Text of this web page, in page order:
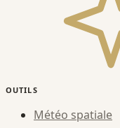
OUTILS
Météo spatiale